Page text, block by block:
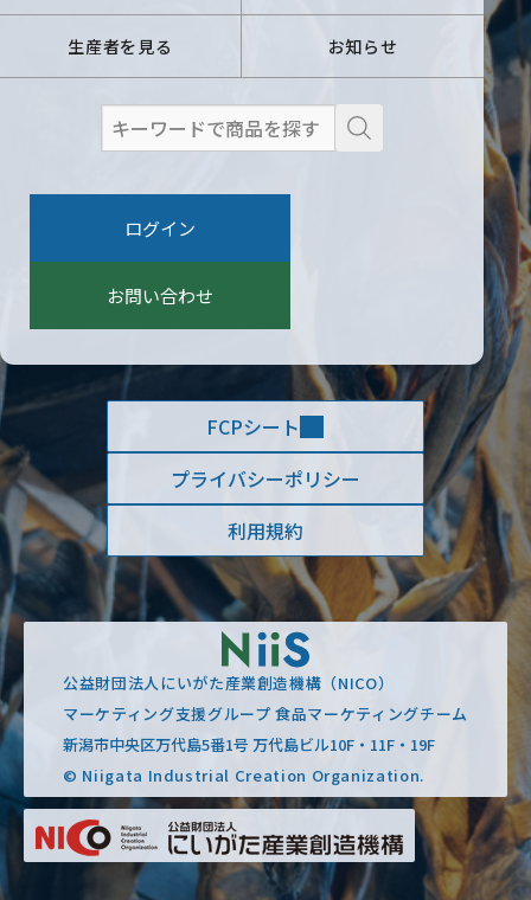
生産者を見る お知らせ
検
ログイン
お問い合わせ
FCPシート
プライバシーポリシー
利用規約
公益財団法人にいがた産業創造機構（NICO）
マーケティング支援グループ 食品マーケティングチーム
新潟市中央区万代島5番1号 万代島ビル10F・11F・19F
© Niigata Industrial Creation Organization.